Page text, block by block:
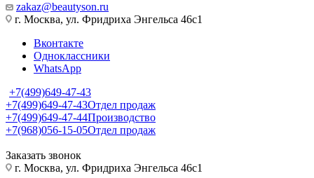
zakaz@beautyson.ru
г. Москва, ул. Фридриха Энгельса 46с1
Вконтакте
Одноклассники
WhatsApp
+7(499)649-47-43
+7(499)649-47-43Отдел продаж
+7(499)649-47-44Производство
+7(968)056-15-05Отдел продаж
Заказать звонок
г. Москва, ул. Фридриха Энгельса 46с1